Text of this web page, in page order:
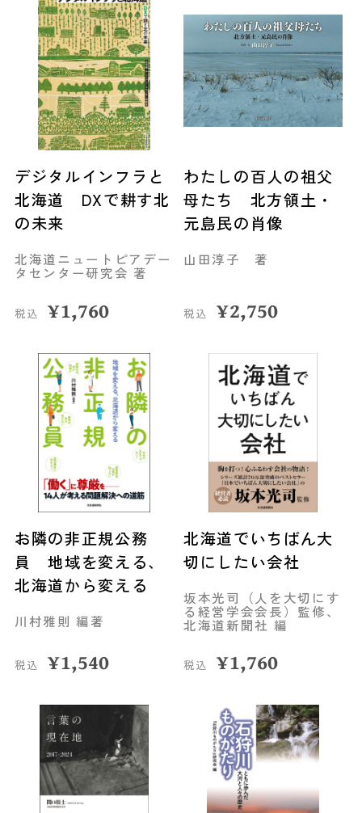
デジタルインフラと
北海道 DXで耕す北
の未来
北海道ニュートピアデー
タセンター研究会 著
税込 ¥1,760
わたしの百人の祖父
母たち 北方領土・
元島民の肖像
山田淳子 著
税込 ¥2,750
お隣の非正規公務
員 地域を変える、
北海道から変える
川村雅則 編著
税込 ¥1,540
北海道でいちばん大
切にしたい会社
坂本光司（人を大切にす
る経営学会会長）監修、
北海道新聞社 編
税込 ¥1,760